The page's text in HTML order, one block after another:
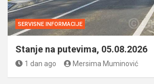
SERVISNE INFORMACIJE
Stanje na putevima, 05.08.2026
1 dan ago Mersima Muminović